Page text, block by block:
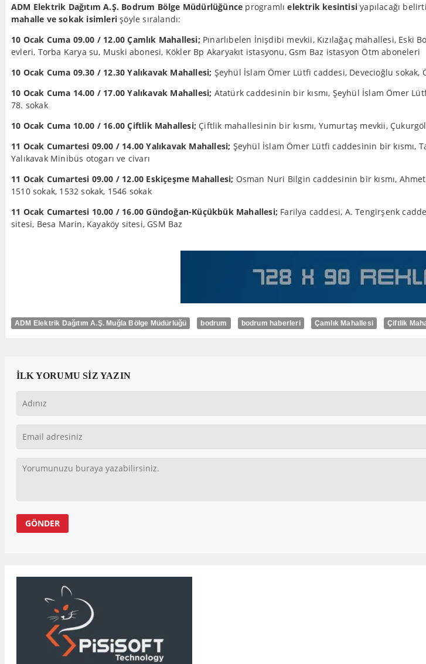
ADM Elektrik Dağıtım A.Ş. Bodrum Bölge Müdürlüğünce programlıelektrik kesintisi yapılacağı
mahalle ve sokak isimleri şöyle sıralandı:
10 Ocak Cuma 09.00 / 12.00 Çamlık Mahallesi; Pınarlıbelen İnişdibi mevkii, Kızılağaç mahallesi, Eski
evleri, Torba Karya su, Muski abonesi, Kökler Bp Akaryakıt istasyonu, Gsm Baz istasyon Ötm aboneleri
10 Ocak Cuma 09.30 / 12.30 Yalıkavak Mahallesi; Şeyhül İslam Ömer Lütfi caddesi, Devecioğlu sokak,
10 Ocak Cuma 14.00 / 17.00 Yalıkavak Mahallesi; Atatürk caddesinin bir kısmı, Şeyhül İslam Ömer
78. sokak
10 Ocak Cuma 10.00 / 16.00 Çiftlik Mahallesi; Çiftlik mahallesinin bir kısmı, Yumurtaş mevkii,
11 Ocak Cumartesi 09.00 / 14.00 Yalıkavak Mahallesi; Şeyhül İslam Ömer Lütfi caddesinin bir kısmı,
Yalıkavak Minibüs otogarı ve civarı
11 Ocak Cumartesi 09.00 / 12.00 Eskiçeşme Mahallesi; Osman Nuri Bilgin caddesinin bir kısmı,
1510 sokak, 1532 sokak, 1546 sokak
11 Ocak Cumartesi 10.00 / 16.00 Gündoğan-Küçükbük Mahallesi; Farilya caddesi, A. Tengirşenk
sitesi, Besa Marin, Kayaköy sitesi, GSM Baz
ADM Elektrik Dağıtım A.Ş. Muğla Bölge Müdürlüğü bodrum bodrum haberleri Çamlık Mahallesi Çiftlik
İLK YORUMU SİZ YAZIN